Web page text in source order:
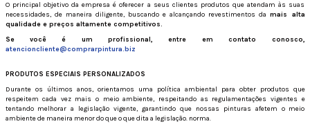
O principal objetivo da empresa é oferecer a seus clientes produtos que atendam às suas
necessidades, de maneira diligente, buscando e alcançando revestimentos damais alta
qualidade e preços altamente competitivos.
Se você é um profissional, entre em contato conosco,
atencioncliente@comprarpintura.biz
PRODUTOS ESPECIAIS PERSONALIZADOS
Durante os últimos anos, orientamos uma política ambiental para obter produtos que
respeitem cada vez mais o meio ambiente, respeitando as regulamentações vigentes e
tentando melhorar a legislação vigente, garantindo que nossas pinturas afetem o meio
ambiente de maneira menor do que o que dita a legislação. norma.